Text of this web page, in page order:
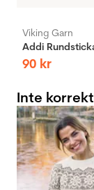
Viking Garn
90 kr
Inte